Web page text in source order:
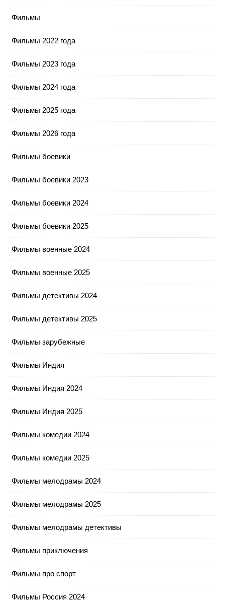
Фильмы
Фильмы 2022 года
Фильмы 2023 года
Фильмы 2024 года
Фильмы 2025 года
Фильмы 2026 года
Фильмы боевики
Фильмы боевики 2023
Фильмы боевики 2024
Фильмы боевики 2025
Фильмы военные 2024
Фильмы военные 2025
Фильмы детективы 2024
Фильмы детективы 2025
Фильмы зарубежные
Фильмы Индия
Фильмы Индия 2024
Фильмы Индия 2025
Фильмы комедии 2024
Фильмы комедии 2025
Фильмы мелодрамы 2024
Фильмы мелодрамы 2025
Фильмы мелодрамы детективы
Фильмы приключения
Фильмы про спорт
Фильмы Россия 2024